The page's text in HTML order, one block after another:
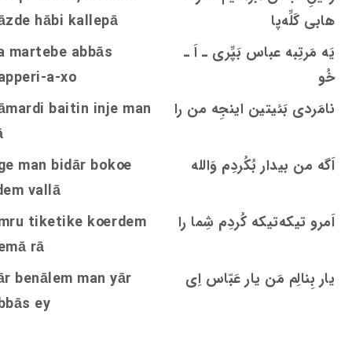
هابی کَلِّه‌پا
hābi kallepā
یَه مَرتِبه عباس بَپِّری ـ اَ ـ
خُو
martebe abbās
a-xo
نامَردی بَئیتین اینجِه من را
baitin inje man
اَگه من بیدار بُکُردِم وَالله
man bidār bokoe
vallā
اَمرو تیکه‌تیکه کُردِم شِما را
tiketike koerdem
rā
یار بِنالِم مَن یار عَبّاس اِی
benālem man yār
ey